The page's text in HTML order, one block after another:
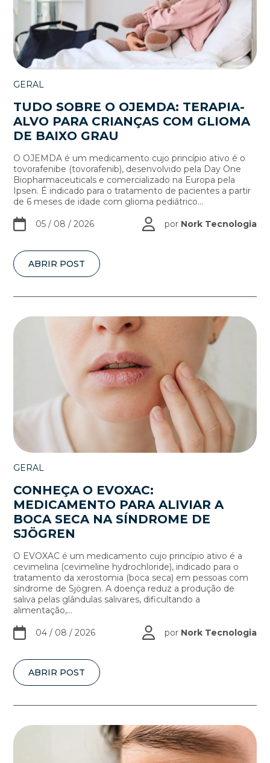
GERAL
TUDO SOBRE O OJEMDA: TERAPIA-
ALVO PARA CRIANÇAS COM GLIOMA
DE BAIXO GRAU
O OJEMDA é um medicamento cujo princípio ativo é o
tovorafenibe (tovorafenib), desenvolvido pela Day One
Biopharmaceuticals e comercializado na Europa pela
Ipsen. É indicado para o tratamento de pacientes a partir
de 6 meses de idade com glioma pediátrico...
05 / 08 / 2026 por Nork Tecnologia
ABRIR POST
GERAL
CONHEÇA O EVOXAC:
MEDICAMENTO PARA ALIVIAR A
BOCA SECA NA SÍNDROME DE
SJÖGREN
O EVOXAC é um medicamento cujo princípio ativo é a
cevimelina (cevimeline hydrochloride), indicado para o
tratamento da xerostomia (boca seca) em pessoas com
síndrome de Sjögren. A doença reduz a produção de
saliva pelas glândulas salivares, dificultando a
alimentação,...
04 / 08 / 2026 por Nork Tecnologia
ABRIR POST